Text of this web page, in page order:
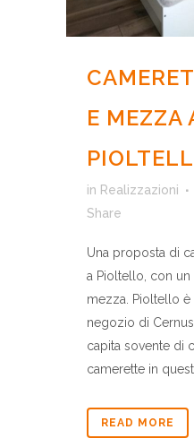
E MEZZA
in Realizzazioni
Share
Una proposta di
a Pioltello, con
mezza. Pioltello
negozio di
capita sovente di
camerette in
READ MORE